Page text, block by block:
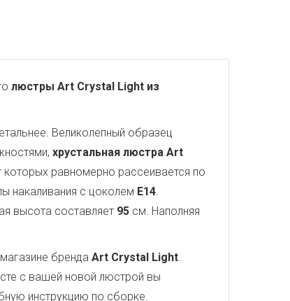
люстры Art Crystal Light из
Великолепный образец
хрустальная люстра Art
которых равномерно рассеивается по
накаливания с цоколем E14.
высота составляет 95 см. Наполняя
бренда Art Crystal Light.
с вашей новой люстрой вы
инструкцию по сборке.